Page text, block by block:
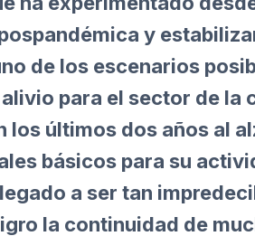
y
de los escenarios
para el sector de la
los últimos dos años al
básicos para su
a ser tan
la continuidad de